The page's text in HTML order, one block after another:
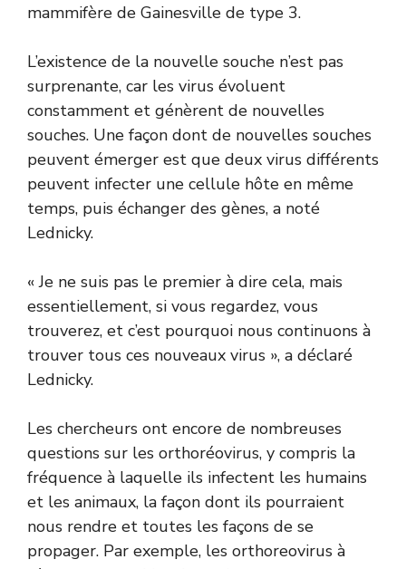
mammifère de Gainesville de type 3.
L’existence de la nouvelle souche n’est pas
surprenante, car les virus évoluent
constamment et génèrent de nouvelles
souches. Une façon dont de nouvelles souches
peuvent émerger est que deux virus différents
peuvent infecter une cellule hôte en même
temps, puis échanger des gènes, a noté
Lednicky.
« Je ne suis pas le premier à dire cela, mais
essentiellement, si vous regardez, vous
trouverez, et c’est pourquoi nous continuons à
trouver tous ces nouveaux virus », a déclaré
Lednicky.
Les chercheurs ont encore de nombreuses
questions sur les orthoréovirus, y compris la
fréquence à laquelle ils infectent les humains
et les animaux, la façon dont ils pourraient
nous rendre et toutes les façons de se
propager. Par exemple, les orthoreovirus à